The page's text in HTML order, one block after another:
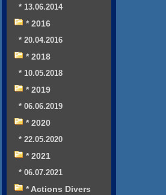
* 13.06.2014
* 2016
* 20.04.2016
* 2018
* 10.05.2018
* 2019
* 06.06.2019
* 2020
* 22.05.2020
* 2021
* 06.07.2021
* Actions Divers